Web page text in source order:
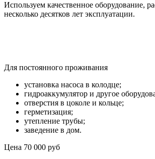
Используем качественное оборудование,
несколько десятков лет эксплуатации.
Для постоянного проживания
установка насоса в колодце;
гидроаккумулятор и другое
отверстия в цоколе и кольце;
герметизация;
утепление трубы;
заведение в дом.
Цена 70 000 руб